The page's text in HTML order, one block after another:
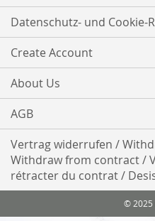
Newsletter
an:
Datenschutz- und Cookie-
Create Account
About Us
AGB
Vertrag widerrufen /
Withdraw from contract /
rétracter du contrat /
© 2025